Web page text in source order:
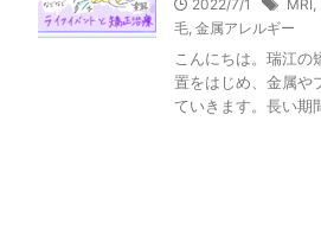
2022/7/1 MRI,
毛, 金属アレルギー
こんにちは。瑞江
置をはじめ、金属や
ていきます。長い期